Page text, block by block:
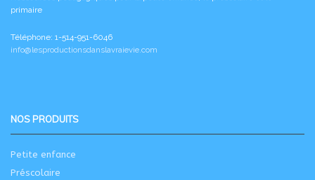
primaire
Téléphone: 1-514-951-6046
info@lesproductionsdanslavraievie.com
NOS PRODUITS
Petite enfance
Préscolaire